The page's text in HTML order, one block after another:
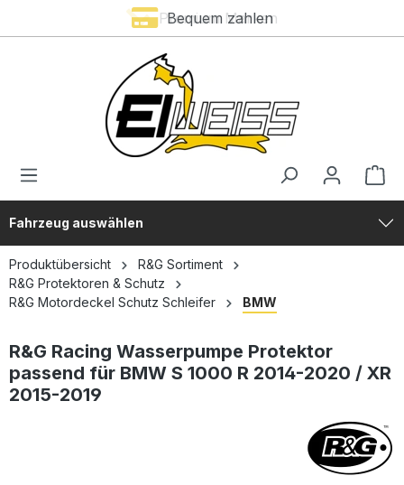
Premium Marken
Bequem zahlen
Fahrzeug auswählen
Produktübersicht
R&G Sortiment
R&G Protektoren & Schutz
R&G Motordeckel Schutz Schleifer
BMW
R&G Racing Wasserpumpe Protektor
passend für BMW S 1000 R 2014-2020 / XR
2015-2019